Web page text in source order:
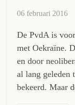
06 februari 2016
De PvdA is
met Oekraïne.
en door
al lang geleden
bekeerd. Maar